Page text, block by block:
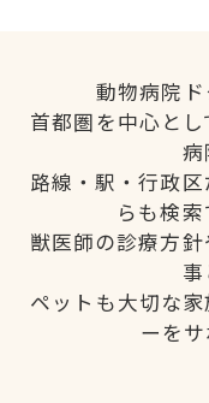
動物病院ド
首都圏を中心と
病
路線・駅・行政
らも検索
獣医師の診療方
事
ペットも大切な
ーをサ